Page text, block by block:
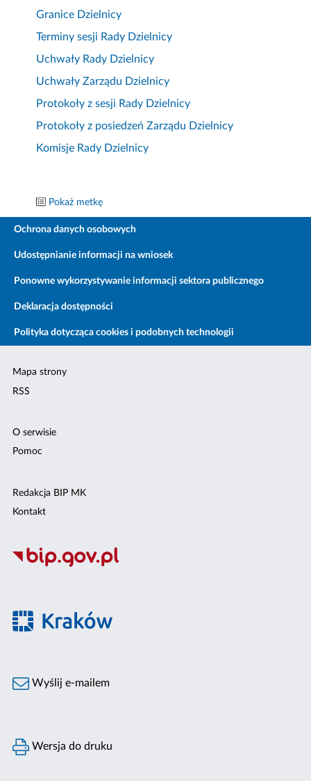
Granice Dzielnicy
Terminy sesji Rady Dzielnicy
Uchwały Rady Dzielnicy
Uchwały Zarządu Dzielnicy
Protokoły z sesji Rady Dzielnicy
Protokoły z posiedzeń Zarządu Dzielnicy
Komisje Rady Dzielnicy
Pokaż metkę
Ochrona danych osobowych
Udostępnianie informacji na wniosek
Ponowne wykorzystywanie informacji sektora publicznego
Deklaracja dostępności
Polityka dotycząca cookies i podobnych technologii
Mapa strony
RSS
O serwisie
Pomoc
Redakcja BIP MK
Kontakt
Wyślij e-mailem
Wersja do druku